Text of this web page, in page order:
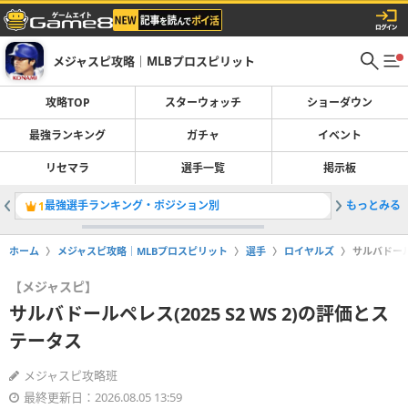
メジャスピ攻略｜MLBプロスピリット
攻略TOP スターウォッチ ショーダウン
最強ランキング ガチャ イベント
リセマラ 選手一覧 掲示板
1最強選手ランキング・ポジション別 2OTWお
もっとみる
ホーム メジャスピ攻略｜MLBプロスピリット 選手 ロイヤルズ サルバドー
【メジャスピ】
サルバドールペレス(2025 S2 WS 2)の評価とス
テータス
メジャスピ攻略班
最終更新日：2026.08.05 13:59